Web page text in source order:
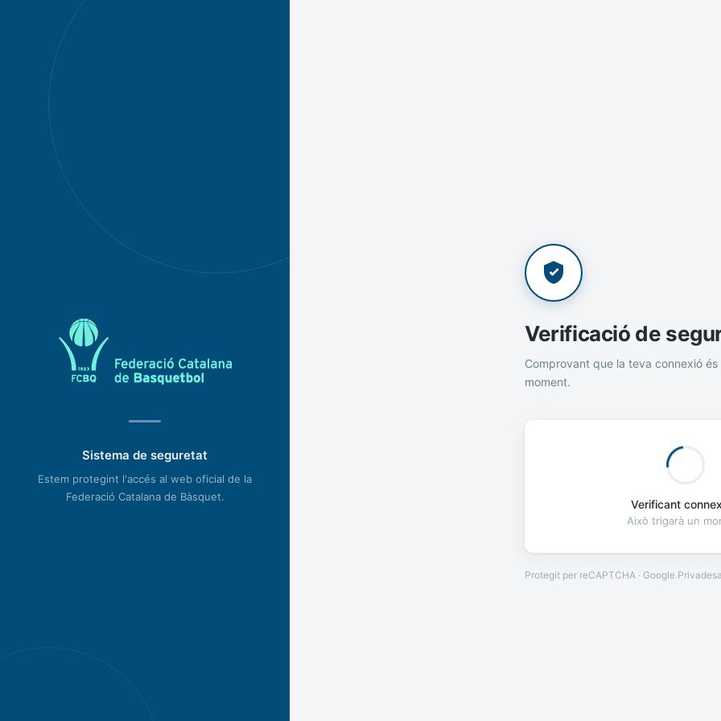
Sistema de seguretat
Estem protegint l'accés al web oficial de la
Federació Catalana de Bàsquet.
Verificació de
Comprovant que la teva connexió és
moment.
Verificant
Això trigarà un
Protegit per reCAPTCHA · Google Privadesa